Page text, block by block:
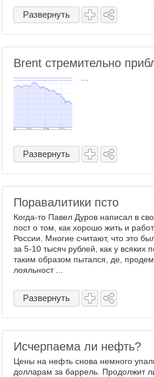
очевидна.
Развернуть
Brent стремительно
Развернуть
Поравалитики псто
Когда-то Павел Дуров написал в
пост о том, как хорошо жить и
России. Многие считают, что это
за 5-10 тысяч рублей, как у всяких
таким образом пытался, де,
лояльност ...
Развернуть
Исчерпаема ли нефть?
Цены на нефть снова немного
долларам за баррель. Продолжит